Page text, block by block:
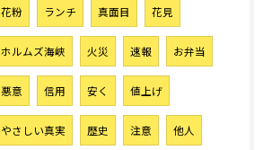
花粉 ランチ 真面目 花見
ホルムズ海峡 火災 速報 お弁当
悪意 信用 安く 値上げ
やさしい真実 歴史 注意 他人